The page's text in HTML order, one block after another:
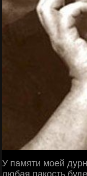
У памяти моей
любая пакость